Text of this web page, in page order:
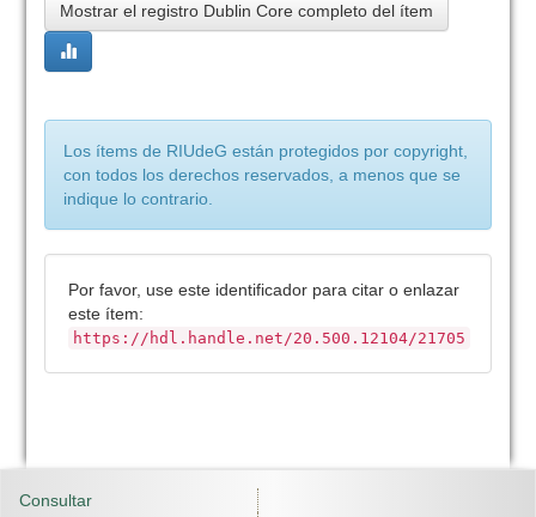
Mostrar el registro Dublin Core completo del ítem
Los ítems de RIUdeG están protegidos por copyright,
con todos los derechos reservados, a menos que se
indique lo contrario.
Por favor, use este identificador para citar o enlazar
este ítem:
https://hdl.handle.net/20.500.12104/21705
Consultar